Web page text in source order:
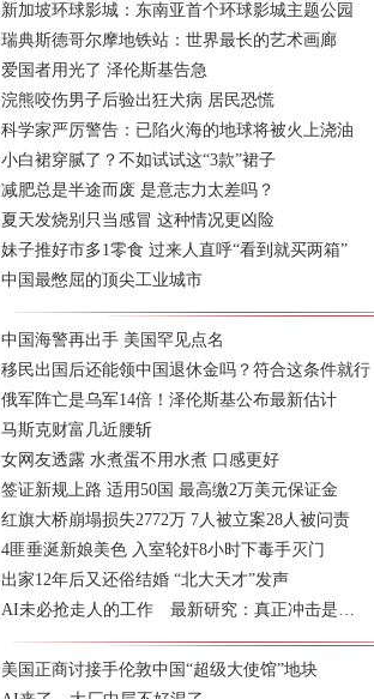
新加坡环球影城：东南亚首个环球影城主题公园
瑞典斯德哥尔摩地铁站：世界最长的艺术画廊
爱国者用光了 泽伦斯基告急
浣熊咬伤男子后验出狂犬病 居民恐慌
科学家严厉警告：已陷火海的地球将被火上浇油
小白裙穿腻了？不如试试这“3款”裙子
减肥总是半途而废 是意志力太差吗？
夏天发烧别只当感冒 这种情况更凶险
妹子推好市多1零食 过来人直呼“看到就买两箱”
中国最憋屈的顶尖工业城市
中国海警再出手 美国罕见点名
移民出国后还能领中国退休金吗？符合这条件就行
俄军阵亡是乌军14倍！泽伦斯基公布最新估计
马斯克财富几近腰斩
女网友透露 水煮蛋不用水煮 口感更好
签证新规上路 适用50国 最高缴2万美元保证金
红旗大桥崩塌损失2772万 7人被立案28人被问责
4匪垂涎新娘美色 入室轮奸8小时下毒手灭门
出家12年后又还俗结婚 “北大天才”发声
AI未必抢走人的工作 最新研究：真正冲击是…
美国正商讨接手伦敦中国“超级大使馆”地块